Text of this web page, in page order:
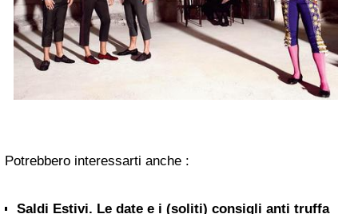
Potrebbero interessarti anche :
Saldi Estivi. Le date e i (soliti) consigli anti truffa